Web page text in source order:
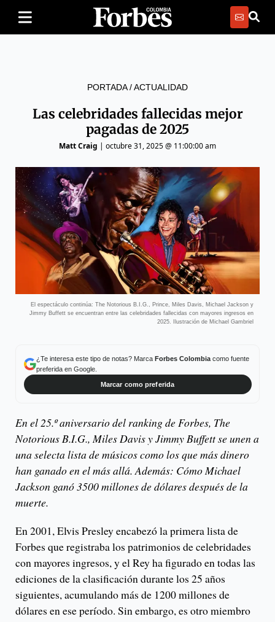
PORTADA/ACTUALIDAD
Las celebridades fallecidas mejor
pagadas de 2025
Matt Craig | octubre 31, 2025 @ 11:00:00 am
El espectáculo continúa: The Notorious B.I.G., Prince, Miles Davis, Michael Jackson y
Jimmy Buffett se encuentran entre las celebridades fallecidas con mayores ingresos en
2025. Ilustración de Michael Gambriel
¿Te interesa este tipo de notas? Marca Forbes Colombiacomo fuente
preferida en Google.
Marcar como preferida
En el 25.º aniversario del ranking de Forbes, The
Notorious B.I.G., Miles Davis y Jimmy Buffett se unen a
una selecta lista de músicos como los que más dinero
han ganado en el más allá. Además: Cómo Michael
Jackson ganó 3500 millones de dólares después de la
muerte.
En 2001, Elvis Presley encabezó la primera lista de
Forbes que registraba los patrimonios de celebridades
con mayores ingresos, y el Rey ha figurado en todas las
ediciones de la clasificación durante los 25 años
siguientes, acumulando más de 1200 millones de
dólares en ese período. Sin embargo, es otro miembro